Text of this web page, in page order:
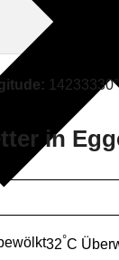
14233330°
in
32°C